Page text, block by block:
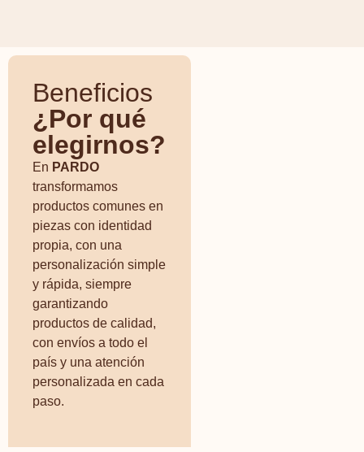
Beneficios
¿Por qué
elegirnos?
En PARDO
transformamos
productos comunes en
piezas con identidad
propia, con una
personalización simple
y rápida, siempre
garantizando
productos de calidad,
con envíos a todo el
país y una atención
personalizada en cada
paso.